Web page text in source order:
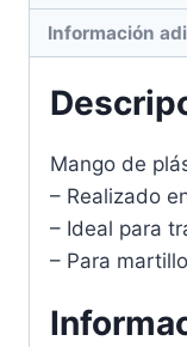
Información
Mango de
– Realizado
– Ideal para
– Para